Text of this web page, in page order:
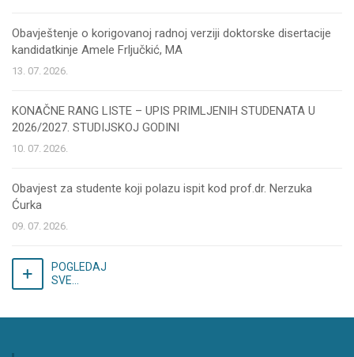
Obavještenje o korigovanoj radnoj verziji doktorske disertacije
kandidatkinje Amele Frljučkić, MA
13. 07. 2026.
KONAČNE RANG LISTE – UPIS PRIMLJENIH STUDENATA U
2026/2027. STUDIJSKOJ GODINI
10. 07. 2026.
Obavjest za studente koji polazu ispit kod prof.dr. Nerzuka
Ćurka
09. 07. 2026.
POGLEDAJ
SVE...